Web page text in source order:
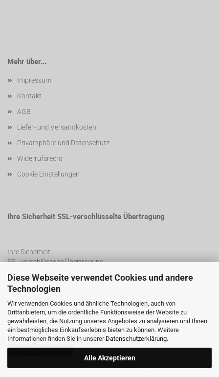
Diese Webseite verwendet Cookies und andere
Technologien
Wir verwenden Cookies und ähnliche Technologien, auch von
Drittanbietern, um die ordentliche Funktionsweise der Website zu
gewährleisten, die Nutzung unseres Angebotes zu analysieren und Ihnen
ein bestmögliches Einkaufserlebnis bieten zu können. Weitere
Informationen finden Sie in unserer Datenschutzerklärung.
Alle Akzeptieren
Mehr über...
Impressum
Kontakt
AGB
Liefer- und Versandkosten
Privatsphäre und Datenschutz
Widerrufsrecht
Cookie Einstellungen
Ihre Sicherheit SSL-verschlüsselte Übertragung
Ihre Sicherheit
SSL-verschlüsselte Übertragung
SSL Certificate
Vertrag widerrufen